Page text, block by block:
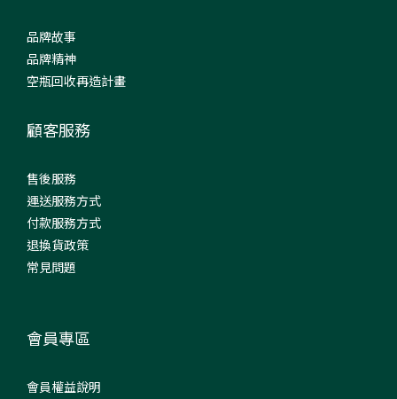
品牌故事
品牌精神
空瓶回收再造計畫
顧客服務
售後服務
運送服務方式
付款服務方式
退換貨政策
常見問題
會員專區
會員權益說明